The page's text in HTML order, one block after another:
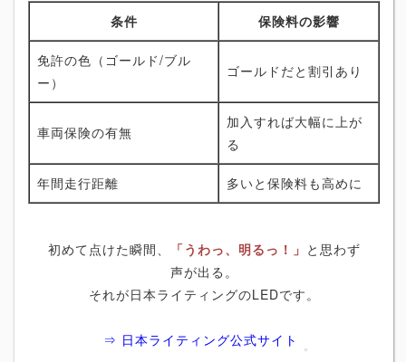
条件 保険料の影響
免許の色（ゴールド/ブル
ー）
ゴールドだと割引あり
車両保険の有無
加入すれば大幅に上が
る
年間走行距離 多いと保険料も高めに
初めて点けた瞬間、 「うわっ、明るっ！」 と思わず
声が出る。
それが日本ライティングのLEDです。
⇒ 日本ライティング公式サイト